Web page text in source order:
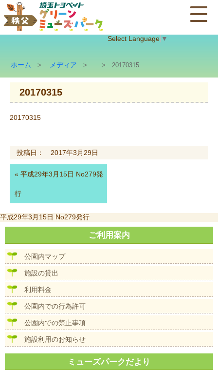
Select Language ▼
ホーム > メディア > > 20170315
20170315
20170315
投稿日： 2017年3月29日
« 平成29年3月15日 No279発
行
投
稿
ビ
平成29年3月15日 No279発行
ご利用案内
公園内マップ
施設の貸出
利用料金
公園内での行為許可
公園内での禁止事項
施設利用のお知らせ
ミューズパークだより